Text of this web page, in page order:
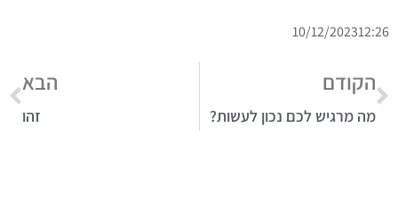
12:26
10/12/2023
הקודם
מה מרגיש לכם נכון לעשות?
הבא
זהו